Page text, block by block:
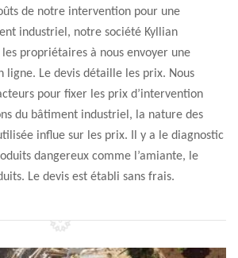
de notre intervention pour une
industriel, notre société Kyllian
propriétaires à nous envoyer une
ligne. Le devis détaille les prix. Nous
pour fixer les prix d’intervention
du bâtiment industriel, la nature des
influe sur les prix. Il y a le diagnostic
dangereux comme l’amiante, le
Le devis est établi sans frais.